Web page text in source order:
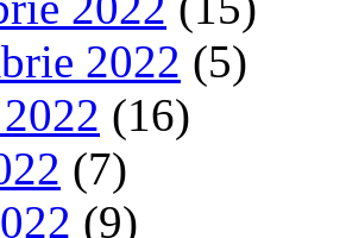
2022 (5)
(16)
(7)
(9)